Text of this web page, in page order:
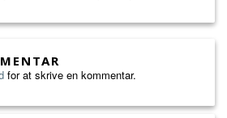
for at skrive en kommentar.